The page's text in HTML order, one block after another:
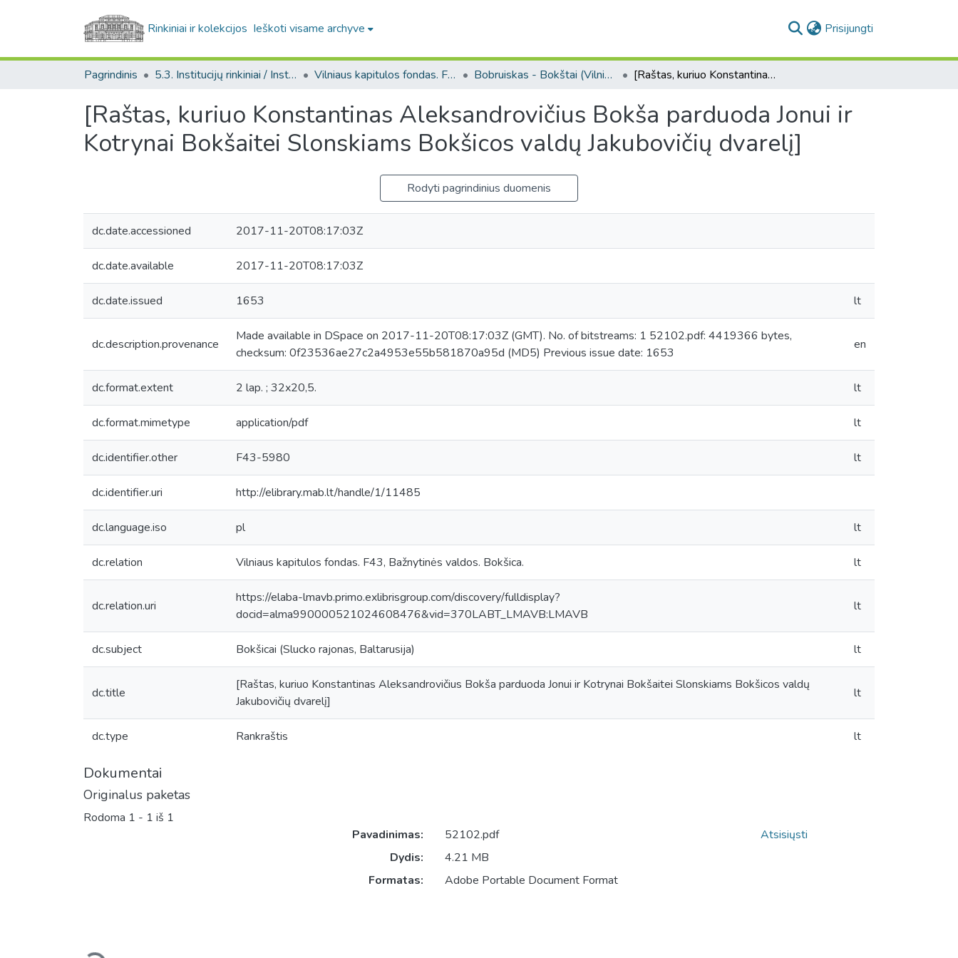
Rinkiniai ir kolekcijos Ieškoti visame archyve Prisijungti
Pagrindinis 5.3. Institucijų rinkiniai / Institutional collections Vilniaus kapitulos fondas. F43 Bobruiskas - Bokštai (Vilniaus kapitulos fondas. F43. Bažnytinės valdos) [Raštas, kuriuo Konstantinas Aleksandrovičius Bokša parduoda Jonui ir Kotrynai Bokšaitei Slonskiams Bokšicos valdų Jakubovičių dvarelį]
[Raštas, kuriuo Konstantinas Aleksandrovičius Bokša parduoda Jonui ir
Kotrynai Bokšaitei Slonskiams Bokšicos valdų Jakubovičių dvarelį]
Rodyti pagrindinius duomenis
dc.date.accessioned 2017-11-20T08:17:03Z
dc.date.available 2017-11-20T08:17:03Z
dc.date.issued 1653 lt
dc.description.provenance
Made available in DSpace on 2017-11-20T08:17:03Z (GMT). No. of bitstreams: 1 52102.pdf: 4419366 bytes,
checksum: 0f23536ae27c2a4953e55b581870a95d (MD5) Previous issue date: 1653
en
dc.format.extent 2 lap. ; 32x20,5. lt
dc.format.mimetype application/pdf lt
dc.identifier.other F43-5980 lt
dc.identifier.uri http://elibrary.mab.lt/handle/1/11485
dc.language.iso pl lt
dc.relation Vilniaus kapitulos fondas. F43, Bažnytinės valdos. Bokšica. lt
dc.relation.uri
https://elaba-lmavb.primo.exlibrisgroup.com/discovery/fulldisplay?
docid=alma990000521024608476&vid=370LABT_LMAVB:LMAVB
lt
dc.subject Bokšicai (Slucko rajonas, Baltarusija) lt
dc.title
[Raštas, kuriuo Konstantinas Aleksandrovičius Bokša parduoda Jonui ir Kotrynai Bokšaitei Slonskiams Bokšicos valdų
Jakubovičių dvarelį]
lt
dc.type Rankraštis lt
Dokumentai
Originalus paketas
Rodoma 1 - 1 iš 1
Pavadinimas:
52102.pdf
Dydis:
4.21 MB
Formatas:
Adobe Portable Document Format
Atsisiųsti